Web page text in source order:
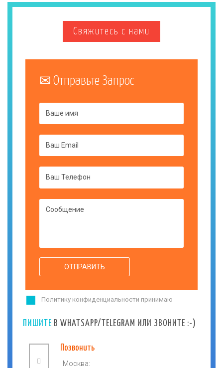
Свяжитесь с нами
Отправьте Запрос
Ваше имя
Ваш Email
Ваш Телефон
Сообщение
Политику конфиденциальности принимаю
ПИШИТЕ В WHATSAPP/TELEGRAM ИЛИ ЗВОНИТЕ :-)
Позвонить
Москва: